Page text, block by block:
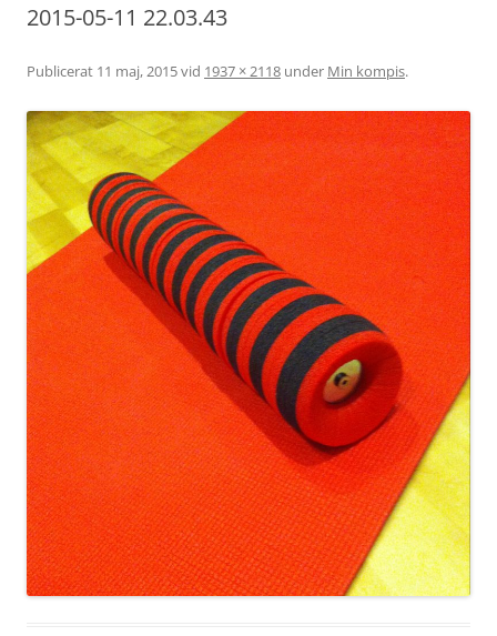
2015-05-11 22.03.43
Publicerat 11 maj, 2015vid 1937 × 2118 under Min kompis.